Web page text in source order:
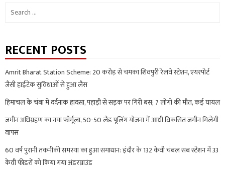
Search
RECENT POSTS
Amrit Bharat Station Scheme: 20 करोड़ से चमका शिवपुरी रेलवे स्टेशन, एयरपोर्ट
जैसी हाईटेक सुविधाओं से हुआ लैस
हिमाचल के चंबा में दर्दनाक हादसा, पहाड़ी से सड़क पर गिरी बस; 7 लोगों की मौत, कई घायल
जमीन अधिग्रहण का नया फॉर्मूला, 50-50 लैंड पूलिंग योजना में आधी विकसित जमीन मिलेगी
वापस
60 वर्ष पुरानी तकनीकी समस्या का हुआ समाधान: इंदौर के 132 केवी चंबल सब स्टेशन में 33
केवी फीडरों को किया गया अंडरग्राउंड